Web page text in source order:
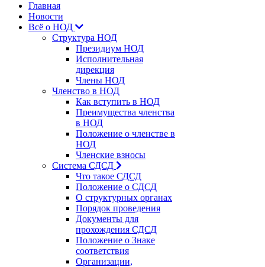
Главная
Новости
Всё о НОД
Структура НОД
Президиум НОД
Исполнительная
дирекция
Члены НОД
Членство в НОД
Как вступить в НОД
Преимущества членства
в НОД
Положение о членстве в
НОД
Членские взносы
Система СДСД
Что такое СДСД
Положение о СДСД
О структурных органах
Порядок проведения
Документы для
прохождения СДСД
Положение о Знаке
соответствия
Организации,